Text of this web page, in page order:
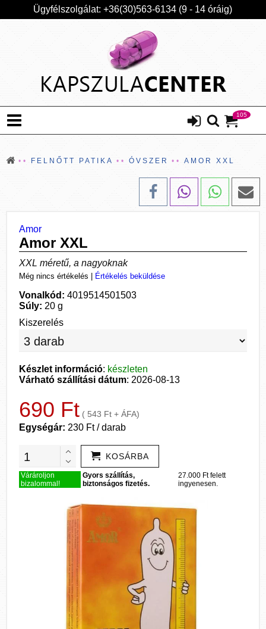
Ügyfélszolgálat: +36(30)563-6134 (9 - 14 óráig)
105
FELNŐTT PATIKA ÓVSZER AMOR XXL
Amor
Amor XXL
XXL méretű, a nagyoknak
Még nincs értékelés Értékelés beküldése
Vonalkód: 4019514501503
Súly: 20 g
Kiszerelés
Készlet információ: készleten
Várható szállítási dátum: 2026-08-13
690 Ft ( 543 Ft + ÁFA)
Egységár: 230 Ft / darab
KOSÁRBA
Várároljon
bizalommal!
Gyors szállítás,
biztonságos fizetés.
27.000 Ft felett
ingyenesen.